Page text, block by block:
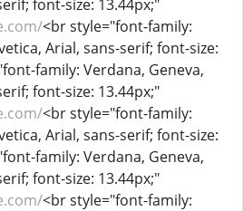
font-size: 13.44px;"
<br style="font-family:
Arial, sans-serif; font-size:
family: Verdana, Geneva,
font-size: 13.44px;"
<br style="font-family:
Arial, sans-serif; font-size:
family: Verdana, Geneva,
font-size: 13.44px;"
<br style="font-family: